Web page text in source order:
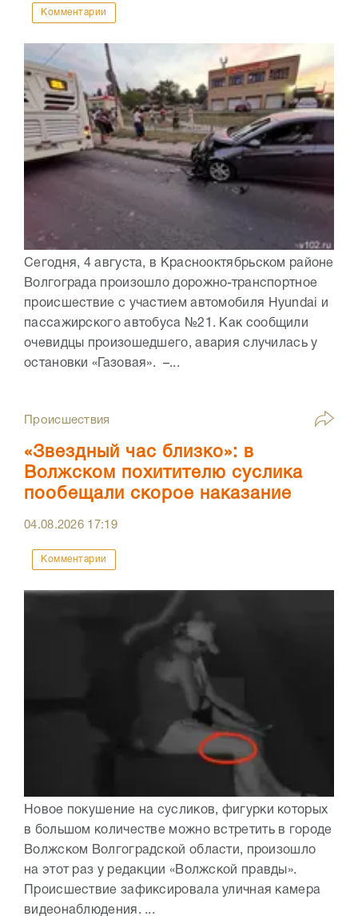
Комментарии
Сегодня, 4 августа, в Краснооктябрьском районе
Волгограда произошло дорожно-транспортное
происшествие с участием автомобиля Hyundai и
пассажирского автобуса №21. Как сообщили
очевидцы произошедшего, авария случилась у
остановки «Газовая». –...
Происшествия
«Звездный час близко»: в
Волжском похитителю суслика
пообещали скорое наказание
04.08.2026 17:19
Комментарии
Новое покушение на сусликов, фигурки которых
в большом количестве можно встретить в городе
Волжском Волгоградской области, произошло
на этот раз у редакции «Волжской правды».
Происшествие зафиксировала уличная камера
видеонаблюдения. ...